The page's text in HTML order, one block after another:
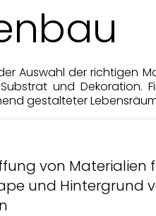
Auswahl der richtigen
und Dekoration.
gestalteter
von Materialien
und Hintergrund